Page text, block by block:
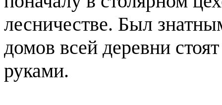
лесничестве. Был
домов всей деревни
руками.